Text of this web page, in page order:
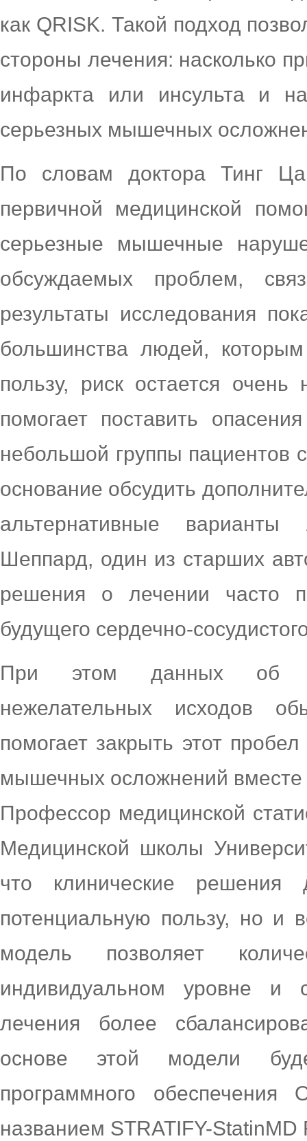
как QRISK. Такой подход
стороны лечения: насколько
инфаркта или инсульта и
серьезных мышечных
По словам доктора Тинг
первичной медицинской
серьезные мышечные
обсуждаемых проблем,
результаты исследования
большинства людей,
пользу, риск остается
помогает поставить
небольшой группы пациентов
основание обсудить
альтернативные
Шеппард, один из старших
решения о лечении часто
будущего сердечно-
При этом данных об
нежелательных исходов
помогает закрыть этот
мышечных осложнений вместе
Профессор медицинской
Медицинской школы
что клинические решения
потенциальную пользу, но и
модель позволяет
индивидуальном уровне и
лечения более
основе этой модели
программного
названием STRATIFY-